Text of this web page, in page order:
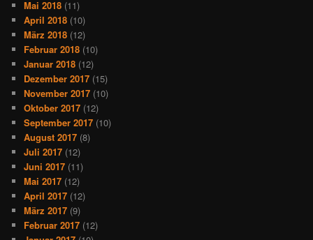
Mai 2018 (11)
April 2018 (10)
März 2018 (12)
Februar 2018 (10)
Januar 2018 (12)
Dezember 2017 (15)
November 2017 (10)
Oktober 2017 (12)
September 2017 (10)
August 2017 (8)
Juli 2017 (12)
Juni 2017 (11)
Mai 2017 (12)
April 2017 (12)
März 2017 (9)
Februar 2017 (12)